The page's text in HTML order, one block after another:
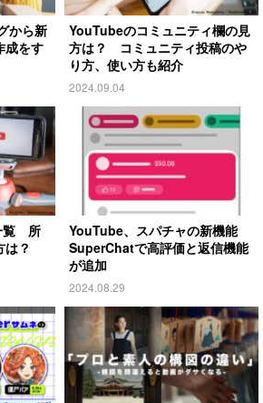
から新
をす
YouTubeのコミュニティ欄の見
方は？ コミュニティ投稿のや
り方、使い方も紹介
2024.09.04
覧 所
？
YouTube、スパチャの新機能
SuperChatで高評価と返信機能
が追加
2024.08.29